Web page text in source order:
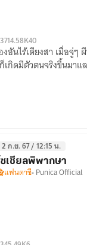
14.58K40
อันไร้เดียงสา เมื่อจู่ๆ
เกิดมีตัวตนจริงขึ้นมาแ
2 ก.ย. 67 / 12:15 น.
ซเชียลพิพากษา
แฟนตาซี• Punica Official